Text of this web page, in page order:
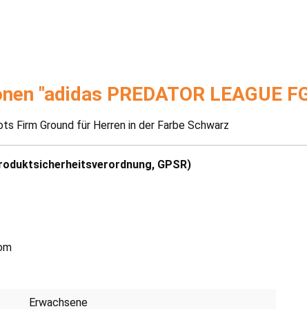
"adidas PREDATOR LEAGUE
Firm Ground für Herren in der Farbe Schwarz
GPSR)
Erwachsene